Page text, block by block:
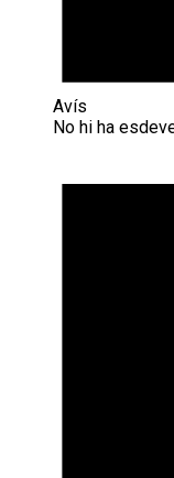
Avís
No hi ha